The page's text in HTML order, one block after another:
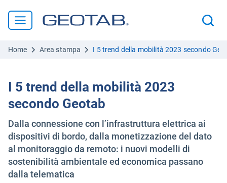
Home Area stampa I 5 trend della mobilità 2023 secondo
I 5 trend della mobilità 2023
secondo Geotab
Dalla connessione con l’infrastruttura elettrica ai
dispositivi di bordo, dalla monetizzazione del dato
al monitoraggio da remoto: i nuovi modelli di
sostenibilità ambientale ed economica passano
dalla telematica